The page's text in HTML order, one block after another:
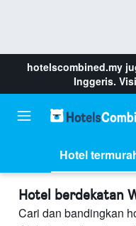
hotelscombined.my
Inggeris.
Hotel
Hotel berdekatan
Cari dan bandingkan